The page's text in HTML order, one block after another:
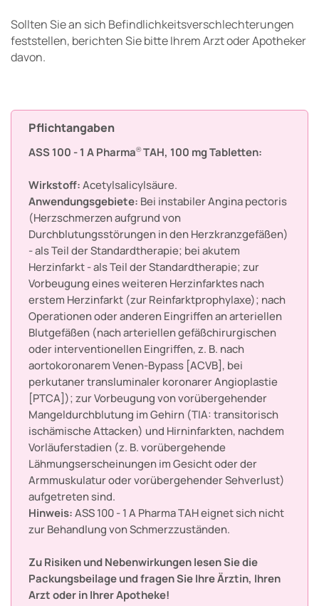
Sollten Sie an sich Befindlichkeitsverschlechterungen
feststellen, berichten Sie bitte Ihrem Arzt oder Apotheker
davon.
Pflichtangaben
ASS 100 - 1 A Pharma®TAH, 100 mg Tabletten:
Wirkstoff:Acetylsalicylsäure.
Anwendungsgebiete: Bei instabiler Angina pectoris
(Herzschmerzen aufgrund von
Durchblutungsstörungen in den Herzkranzgefäßen)
- als Teil der Standardtherapie; bei akutem
Herzinfarkt - als Teil der Standardtherapie; zur
Vorbeugung eines weiteren Herzinfarktes nach
erstem Herzinfarkt (zur Reinfarktprophylaxe); nach
Operationen oder anderen Eingriffen an arteriellen
Blutgefäßen (nach arteriellen gefäßchirurgischen
oder interventionellen Eingriffen, z. B. nach
aortokoronarem Venen-Bypass [ACVB], bei
perkutaner transluminaler koronarer Angioplastie
[PTCA]); zur Vorbeugung von vorübergehender
Mangeldurchblutung im Gehirn (TIA: transitorisch
ischämische Attacken) und Hirninfarkten, nachdem
Vorläuferstadien (z. B. vorübergehende
Lähmungserscheinungen im Gesicht oder der
Armmuskulatur oder vorübergehender Sehverlust)
aufgetreten sind.
Hinweis:ASS 100 - 1 A Pharma TAH eignet sich nicht
zur Behandlung von Schmerzzuständen.
Zu Risiken und Nebenwirkungen lesen Sie die
Packungsbeilage und fragen Sie Ihre Ärztin, Ihren
Arzt oder in Ihrer Apotheke!